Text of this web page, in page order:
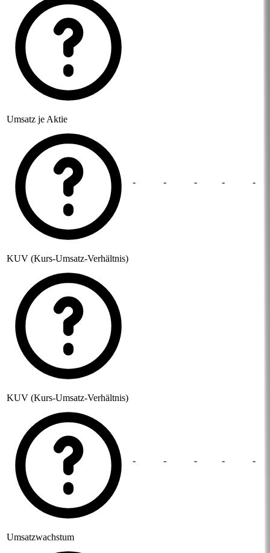
Umsatz je Aktie
- - - - -
KUV (Kurs-Umsatz-Verhältnis)
KUV (Kurs-Umsatz-Verhältnis)
- - - - -
Umsatzwachstum